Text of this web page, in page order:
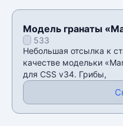
Модель гранаты
Pack» для CSS v34
533
Небольшая отсылка к
качестве модельки
для CSS v34. Грибы,